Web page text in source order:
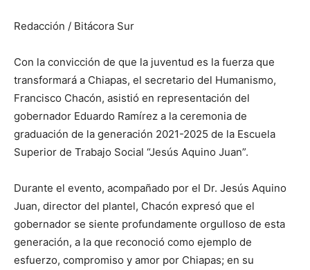
Redacción / Bitácora Sur
Con la convicción de que la juventud es la fuerza que
transformará a Chiapas, el secretario del Humanismo,
Francisco Chacón, asistió en representación del
gobernador Eduardo Ramírez a la ceremonia de
graduación de la generación 2021-2025 de la Escuela
Superior de Trabajo Social “Jesús Aquino Juan”.
Durante el evento, acompañado por el Dr. Jesús Aquino
Juan, director del plantel, Chacón expresó que el
gobernador se siente profundamente orgulloso de esta
generación, a la que reconoció como ejemplo de
esfuerzo, compromiso y amor por Chiapas; en su